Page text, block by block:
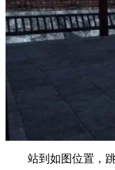
站到如图位置，